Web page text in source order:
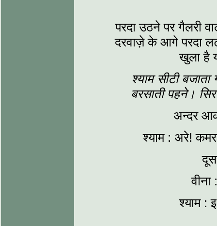
परदा उठने पर गैलरी
दरवाज़े के आगे परदा
खुला है
श्याम सीटी
बरसाती पहने।
अन्दर
श्याम : अरे!
श्याम :